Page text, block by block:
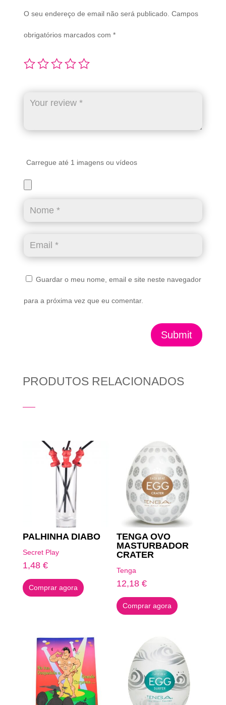
O seu endereço de email não será publicado. Campos
obrigatórios marcados com *
Carregue até 1 imagens ou vídeos
Guardar o meu nome, email e site neste navegador
para a próxima vez que eu comentar.
Submit
PRODUTOS RELACIONADOS
PALHINHA DIABO
Secret Play
1,48 €
Comprar agora
TENGA OVO
MASTURBADOR
CRATER
Tenga
12,18€
Comprar agora